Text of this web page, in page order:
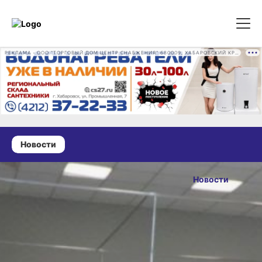
Новости
21 октября 2024 г., 15:00
Чем займутся
школьники
на осенних
Новости